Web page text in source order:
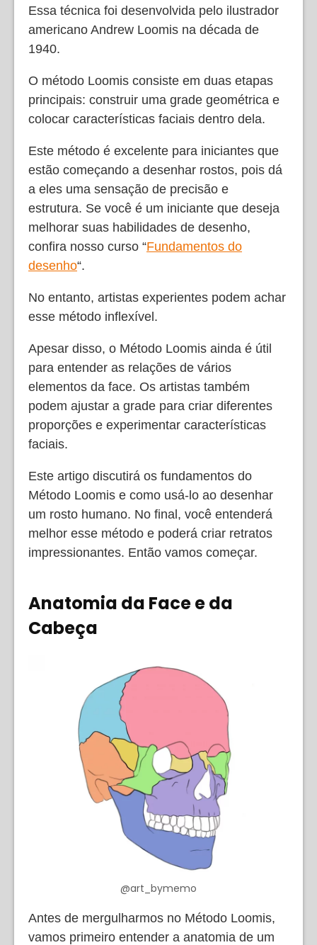
Essa técnica foi desenvolvida pelo ilustrador
americano Andrew Loomis na década de
1940.
O método Loomis consiste em duas etapas
principais: construir uma grade geométrica e
colocar características faciais dentro dela.
Este método é excelente para iniciantes que
estão começando a desenhar rostos, pois dá
a eles uma sensação de precisão e
estrutura. Se você é um iniciante que deseja
melhorar suas habilidades de desenho,
confira nosso curso “Fundamentos do
desenho“.
No entanto, artistas experientes podem achar
esse método inflexível.
Apesar disso, o Método Loomis ainda é útil
para entender as relações de vários
elementos da face. Os artistas também
podem ajustar a grade para criar diferentes
proporções e experimentar características
faciais.
Este artigo discutirá os fundamentos do
Método Loomis e como usá-lo ao desenhar
um rosto humano. No final, você entenderá
melhor esse método e poderá criar retratos
impressionantes. Então vamos começar.
Anatomia da Face e da
Cabeça
@art_bymemo
Antes de mergulharmos no Método Loomis,
vamos primeiro entender a anatomia de um